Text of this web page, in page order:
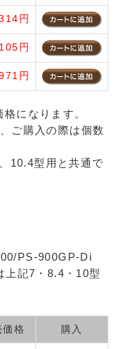
円
105円
円
になります。
ご購入の際は個数
10.4型用と共通で
PS-900GP-Di
上記7・8.4・10型
価格 購入